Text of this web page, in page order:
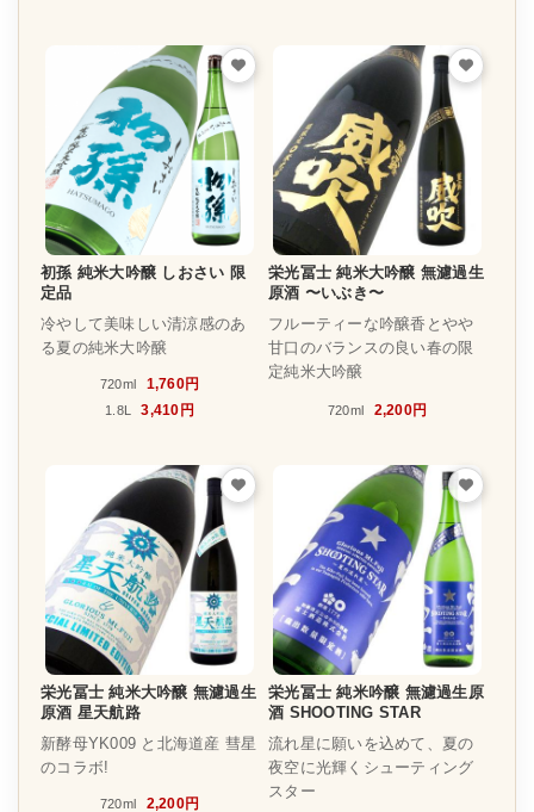
初孫 純米大吟醸 しおさい 限
定品
冷やして美味しい清涼感のあ
る夏の純米大吟醸
720ml 1,760円
1.8L 3,410円
栄光冨士 純米大吟醸 無濾過生
原酒 〜いぶき〜
フルーティーな吟醸香とやや
甘口のバランスの良い春の限
定純米大吟醸
720ml 2,200円
栄光冨士 純米大吟醸 無濾過生
原酒 星天航路
新酵母YK009 と北海道産 彗星
のコラボ!
720ml 2,200円
栄光冨士 純米吟醸 無濾過生原
酒 SHOOTING STAR
流れ星に願いを込めて、夏の
夜空に光輝くシューティング
スター